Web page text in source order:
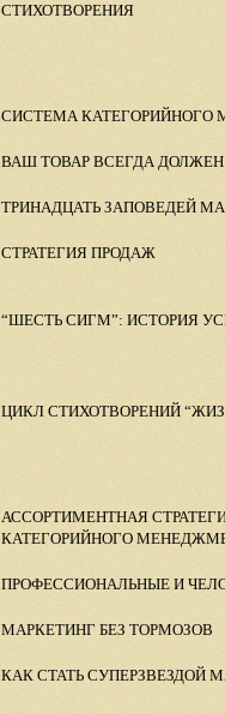
СТИХОТВОРЕНИЯ
СИСТЕМА КАТЕГОРИЙНОГО
ВАШ ТОВАР ВСЕГДА
ТРИНАДЦАТЬ ЗАПОВЕДЕЙ
СТРАТЕГИЯ ПРОДАЖ
“ШЕСТЬ СИГМ”: ИСТОРИЯ
ЦИКЛ СТИХОТВОРЕНИЙ
АССОРТИМЕНТНАЯ
КАТЕГОРИЙНОГО
ПРОФЕССИОНАЛЬНЫЕ И
МАРКЕТИНГ БЕЗ ТОРМОЗОВ
КАК СТАТЬ СУПЕРЗВЕЗДОЙ